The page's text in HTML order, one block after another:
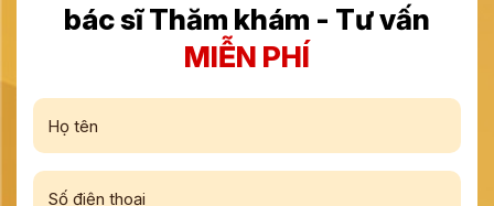
bác sĩ Thăm khám - Tư vấn
MIỄN PHÍ